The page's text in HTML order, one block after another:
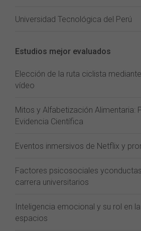
Universidad Tecnológica del Perú
Estudios mejor evaluados
Elección de la ruta ciclista
vídeo
Mitos y Alfabetización Alimentaria:
Evidencia Científica
Eventos inmersivos de Netflix y
Factores psicosociales
carrera universitarios
Inteligencia emocional y su rol en
espacios